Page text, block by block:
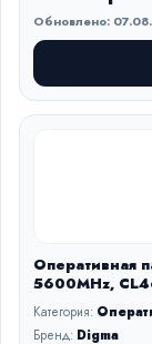
Обновлено:
Оперативная
5600MHz,
Категория:
Бренд: Digma